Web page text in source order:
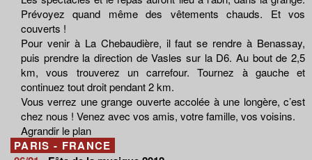
Prévoyez quand même des vêtements chauds. Et vos
couverts !
Pour venir à La Chebaudière, il faut se rendre à Benassay,
puis prendre la direction de Vasles sur la D6. Au bout de 2,5
km, vous trouverez un carrefour. Tournez à gauche et
continuez tout droit pendant 2 km.
Vous verrez une grange ouverte accolée à une longère, c’est
chez nous ! Venez avec vos amis, votre famille, vos voisins.
Agrandir le plan
PARIS - FRANCE